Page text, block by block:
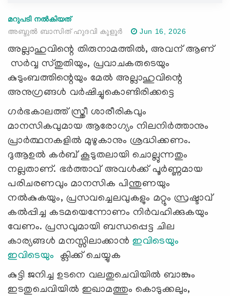
മറുപടി നൽകിയത്
അബ്ദുൽ ബാസിത് ഹുദവി കൂളൂർ
Jun 16, 2026
അല്ലാഹുവിന്റെ തിരുനാമത്തില്‍, അവന് ആണ്
സര്‍വ്വ സ്തുതിയും, പ്രവാചകരുടെയും
കുടുംബത്തിന്റെയും മേല്‍ അല്ലാഹുവിന്റെ
അനുഗ്രങ്ങള്‍ വര്‍ഷിച്ചുകൊണ്ടിരിക്കട്ടെ
ഗർഭകാലത്ത് സ്ത്രീ ശാരീരികവും
മാനസികവുമായ ആരോഗ്യം നിലനിർത്താനും
പ്രാർത്ഥനകളിൽ മുഴുകാനും ശ്രദ്ധിക്കണം.
ദുആഉൽ കർബ് കൂടുതലായി ചൊല്ലുന്നതും
നല്ലതാണ്. ഭർത്താവ് അവൾക്ക് പൂർണ്ണമായ
പരിചരണവും മാനസിക പിന്തുണയും
നൽകുകയും, പ്രസവച്ചെലവുകളും മറ്റും സ്രഷ്ടാവ്
കൽപ്പിച്ച കടമയെന്നോണം നിർവഹിക്കുകയും
വേണം. പ്രസവുമായി ബന്ധപ്പെട്ട ചില
കാര്യങ്ങൾ മനസ്സിലാക്കാൻഇവിടെയും
ഇവിടെയും ക്ലിക്ക് ചെയ്യുക
കുട്ടി ജനിച്ച ഉടനെ വലതുചെവിയിൽ ബാങ്കും
ഇടതുചെവിയിൽ ഇഖാമത്തും കൊടുക്കലും,